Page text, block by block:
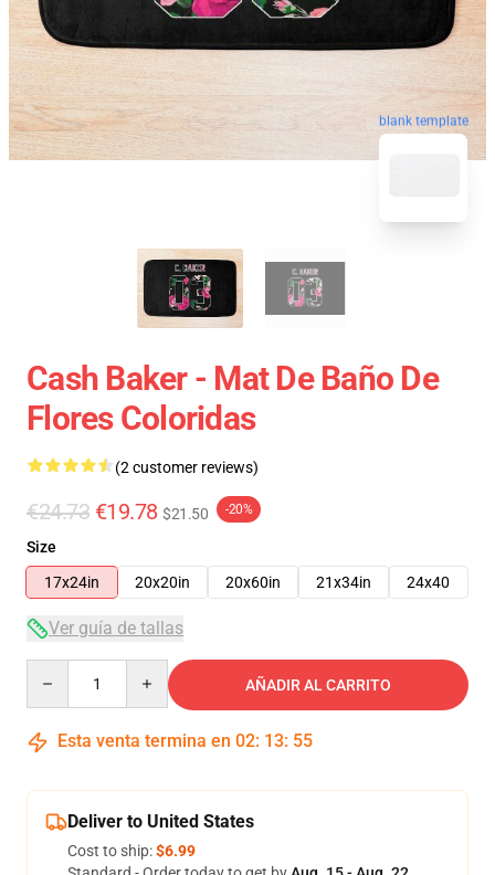
blank template
Cash Baker - Mat De Baño De
Flores Coloridas
(2 customer reviews)
€24.73 €19.78 $21.50 -20%
Size
17x24in
20x20in 20x60in 21x34in 24x40
Ver guía de tallas
AÑADIR AL CARRITO
Esta venta termina en 02: 13: 54
Deliver to United States
Cost to ship:$6.99